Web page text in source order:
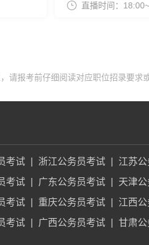
直播时间：
请报考前仔细阅读对应职位招录要求
考试 浙江公务员考试 江苏
考试 广东公务员考试 天津
考试 重庆公务员考试 江西
考试 广西公务员考试 甘肃